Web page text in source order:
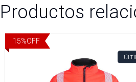
Productos
15%OFF